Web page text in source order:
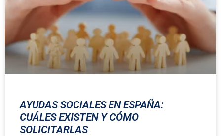
AYUDAS SOCIALES EN ESPAÑA:
CUÁLES EXISTEN Y CÓMO
SOLICITARLAS